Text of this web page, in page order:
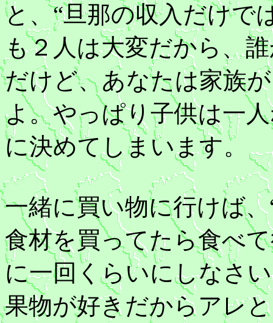
と、“旦那の収入だけで
も２人は大変だから、
だけど、あなたは家族
よ。やっぱり子供は一
に決めてしまいます。
一緒に買い物に行けば
食材を買ってたら食べ
に一回くらいにしなさ
果物が好きだからアレ